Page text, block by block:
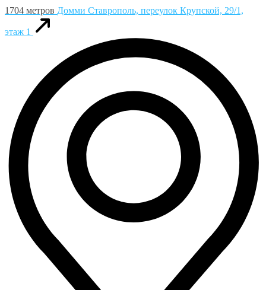
1704 метров Домми Ставрополь, переулок Крупской, 29/1,
этаж 1